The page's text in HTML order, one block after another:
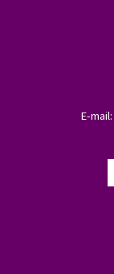
E-mail: